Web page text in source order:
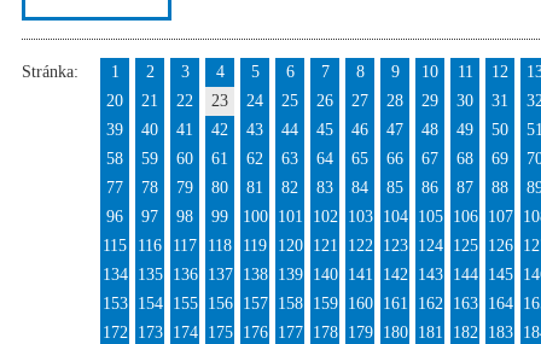
Stránka: 1 2 3 4 5 6 7 8 9 10 11 12
20
21 22 23 24 25 26 27 28 29 30 31
39
40 41 42 43 44 45 46 47 48 49 50
58
59 60 61 62 63 64 65 66 67 68 69
77
78 79 80 81 82 83 84 85 86 87 88
96
97 98 99 100 101 102 103 104 105 106 107
115
116 117 118 119 120 121 122 123 124 125 126
134
135 136 137 138 139 140 141 142 143 144 145
153
154 155 156 157 158 159 160 161 162 163 164
172
173 174 175 176 177 178 179 180 181 182 183